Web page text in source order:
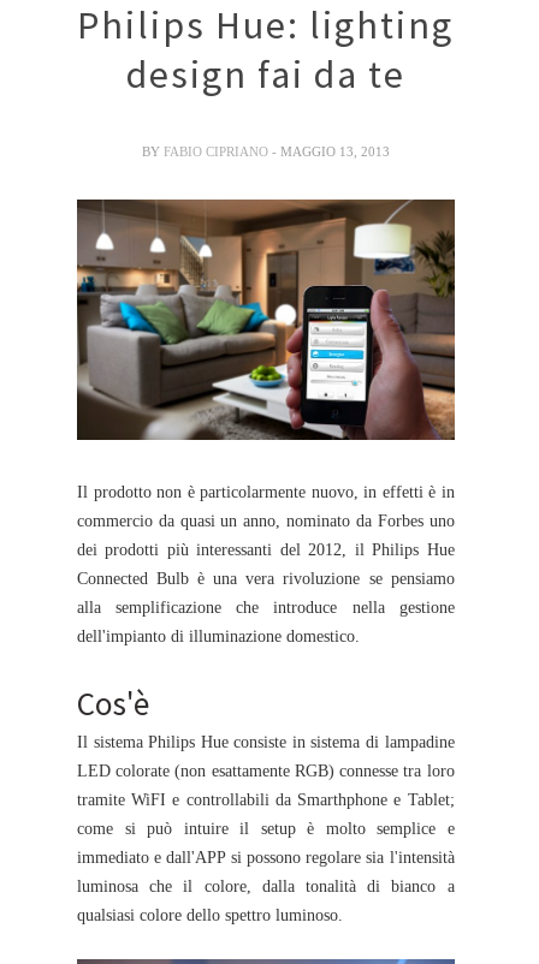
Philips Hue: lighting
design fai da te
BY FABIO CIPRIANO - MAGGIO 13, 2013
Il prodotto non è particolarmente nuovo, in effetti è in
commercio da quasi un anno, nominato da Forbes uno
dei prodotti più interessanti del 2012, il Philips Hue
Connected Bulb è una vera rivoluzione se pensiamo
alla semplificazione che introduce nella gestione
dell'impianto di illuminazione domestico.
Cos'è
Il sistema Philips Hue consiste in sistema di lampadine
LED colorate (non esattamente RGB) connesse tra loro
tramite WiFI e controllabili da Smarthphone e Tablet;
come si può intuire il setup è molto semplice e
immediato e dall'APP si possono regolare sia l'intensità
luminosa che il colore, dalla tonalità di bianco a
qualsiasi colore dello spettro luminoso.